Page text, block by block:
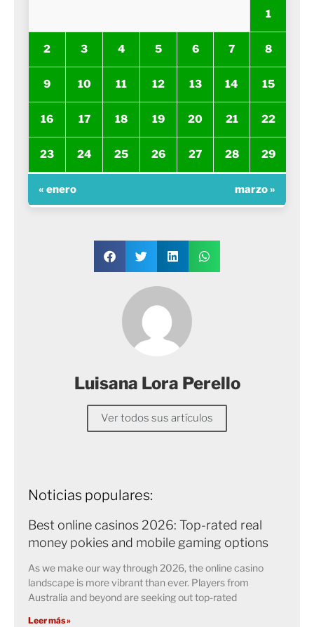
1
2 3 4 5 6 7 8
9 10 11 12 13 14 15
16 17 18 19 20 21 22
23 24 25 26 27 28 29
« enero marzo »
Luisana Lora Perello
Ver todos sus artículos
Noticias populares:
Best online casinos 2026: Top-rated real
money pokies and mobile gaming options
As we make our way through 2026, the online casino
landscape is more vibrant than ever. Players from
Australia and beyond are seeking out top-rated
Leer más »